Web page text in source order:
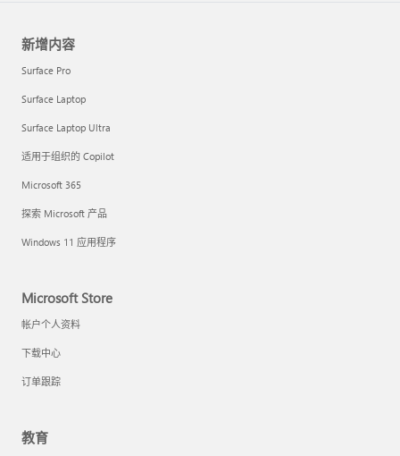
新增内容
Surface Pro
Surface Laptop
Surface Laptop Ultra
适用于组织的 Copilot
Microsoft 365
探索 Microsoft 产品
Windows 11 应用程序
Microsoft Store
帐户个人资料
下载中心
订单跟踪
教育